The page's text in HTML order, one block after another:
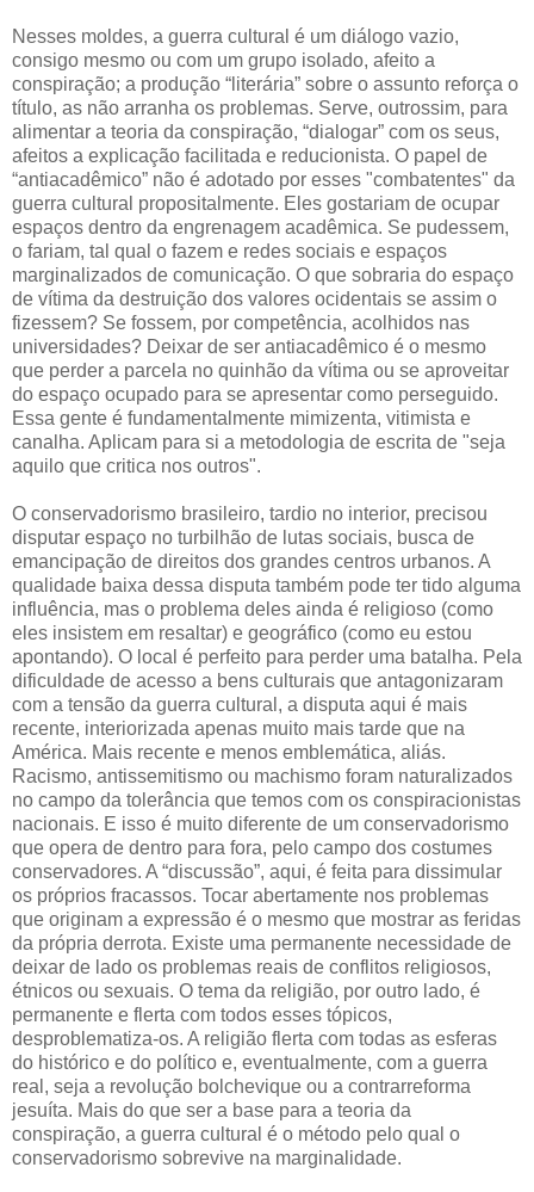
Nesses moldes, a guerra cultural é um diálogo vazio,
consigo mesmo ou com um grupo isolado, afeito a
conspiração; a produção “literária” sobre o assunto reforça o
título, as não arranha os problemas. Serve, outrossim, para
alimentar a teoria da conspiração, “dialogar” com os seus,
afeitos a explicação facilitada e reducionista. O papel de
“antiacadêmico” não é adotado por esses "combatentes" da
guerra cultural propositalmente. Eles gostariam de ocupar
espaços dentro da engrenagem acadêmica. Se pudessem,
o fariam, tal qual o fazem e redes sociais e espaços
marginalizados de comunicação. O que sobraria do espaço
de vítima da destruição dos valores ocidentais se assim o
fizessem? Se fossem, por competência, acolhidos nas
universidades? Deixar de ser antiacadêmico é o mesmo
que perder a parcela no quinhão da vítima ou se aproveitar
do espaço ocupado para se apresentar como perseguido.
Essa gente é fundamentalmente mimizenta, vitimista e
canalha. Aplicam para si a metodologia de escrita de "seja
aquilo que critica nos outros".
O conservadorismo brasileiro, tardio no interior, precisou
disputar espaço no turbilhão de lutas sociais, busca de
emancipação de direitos dos grandes centros urbanos. A
qualidade baixa dessa disputa também pode ter tido alguma
influência, mas o problema deles ainda é religioso (como
eles insistem em resaltar) e geográfico (como eu estou
apontando). O local é perfeito para perder uma batalha. Pela
dificuldade de acesso a bens culturais que antagonizaram
com a tensão da guerra cultural, a disputa aqui é mais
recente, interiorizada apenas muito mais tarde que na
América. Mais recente e menos emblemática, aliás.
Racismo, antissemitismo ou machismo foram naturalizados
no campo da tolerância que temos com os conspiracionistas
nacionais. E isso é muito diferente de um conservadorismo
que opera de dentro para fora, pelo campo dos costumes
conservadores. A “discussão”, aqui, é feita para dissimular
os próprios fracassos. Tocar abertamente nos problemas
que originam a expressão é o mesmo que mostrar as feridas
da própria derrota. Existe uma permanente necessidade de
deixar de lado os problemas reais de conflitos religiosos,
étnicos ou sexuais. O tema da religião, por outro lado, é
permanente e flerta com todos esses tópicos,
desproblematiza-os. A religião flerta com todas as esferas
do histórico e do político e, eventualmente, com a guerra
real, seja a revolução bolchevique ou a contrarreforma
jesuíta. Mais do que ser a base para a teoria da
conspiração, a guerra cultural é o método pelo qual o
conservadorismo sobrevive na marginalidade.